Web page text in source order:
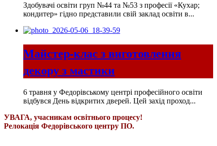
Здобувачі освіти груп №44 та №53 з професії «Кухар;
кондитер» гідно представили свій заклад освіти в...
Майстер-клас з виготовлення
декору з мастики
6 травня у Федорівському центрі професійного освіти
відбувся День відкритих дверей. Цей захід проход...
УВАГА, учасникам освітнього процесу!
Релокація Федорівського центру ПО.